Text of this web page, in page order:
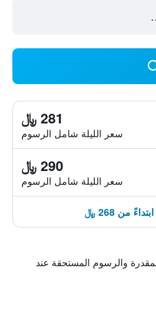
281 ﷼
سعر الليلة شامل الرسوم
290 ﷼
سعر الليلة شامل الرسوم
والرسوم المستحقة عند